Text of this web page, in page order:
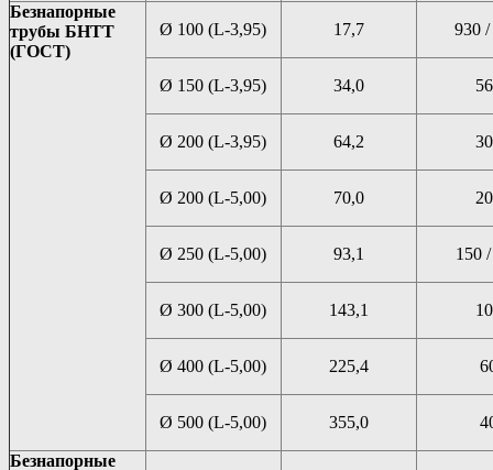
Безнапорные
трубы БНТТ
(ГОСТ)
Ø 100 (L-3,95) 17,7 930 /
Ø 150 (L-3,95) 34,0
Ø 200 (L-3,95) 64,2
Ø 200 (L-5,00) 70,0
Ø 250 (L-5,00) 93,1 150
Ø 300 (L-5,00) 143,1
Ø 400 (L-5,00) 225,4
Ø 500 (L-5,00) 355,0
Безнапорные